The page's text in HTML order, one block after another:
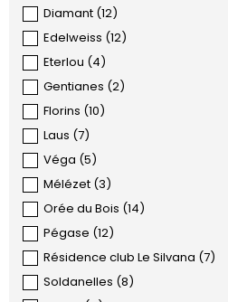
Diamant (12)
Edelweiss (12)
Eterlou (4)
Gentianes (2)
Florins (10)
Laus (7)
Véga (5)
Mélézet (3)
Orée du Bois (14)
Pégase (12)
Résidence club Le Silvana (7)
Soldanelles (8)